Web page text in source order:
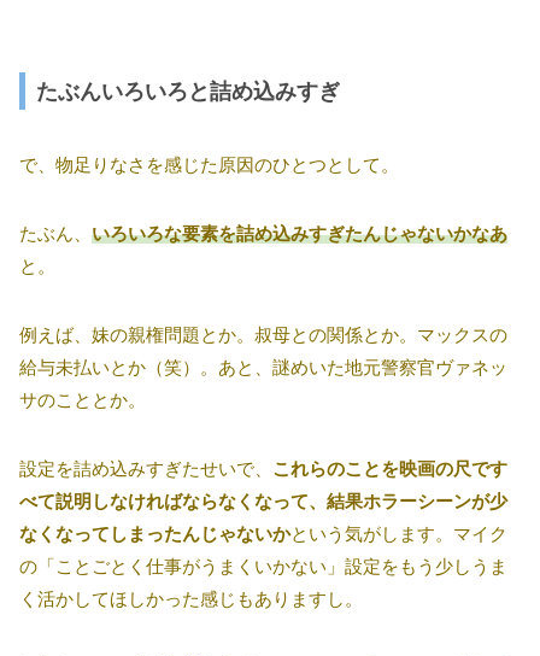
たぶんいろいろと詰め込みすぎ
で、物足りなさを感じた原因のひとつとして。
たぶん、 いろいろな要素を詰め込みすぎたんじゃないかなあ
と。
例えば、妹の親権問題とか。叔母との関係とか。マックスの
給与未払いとか（笑）。あと、謎めいた地元警察官ヴァネッ
サのこととか。
設定を詰め込みすぎたせいで、 これらのことを映画の尺です
べて説明しなければならなくなって、結果ホラーシーンが少
なくなってしまったんじゃないかという気がします。マイク
の「ことごとく仕事がうまくいかない」設定をもう少しうま
く活かしてほしかった感じもありますし。